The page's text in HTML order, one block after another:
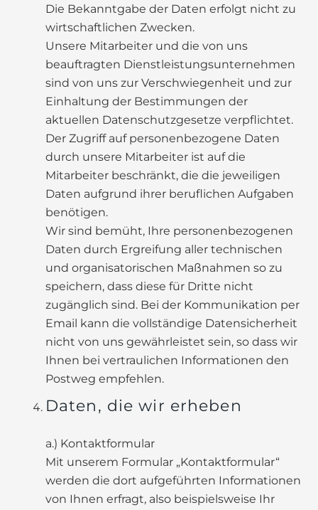
Die Bekanntgabe der Daten erfolgt nicht zu
wirtschaftlichen Zwecken.
Unsere Mitarbeiter und die von uns
beauftragten Dienstleistungsunternehmen
sind von uns zur Verschwiegenheit und zur
Einhaltung der Bestimmungen der
aktuellen Datenschutzgesetze verpflichtet.
Der Zugriff auf personenbezogene Daten
durch unsere Mitarbeiter ist auf die
Mitarbeiter beschränkt, die die jeweiligen
Daten aufgrund ihrer beruflichen Aufgaben
benötigen.
Wir sind bemüht, Ihre personenbezogenen
Daten durch Ergreifung aller technischen
und organisatorischen Maßnahmen so zu
speichern, dass diese für Dritte nicht
zugänglich sind. Bei der Kommunikation per
Email kann die vollständige Datensicherheit
nicht von uns gewährleistet sein, so dass wir
Ihnen bei vertraulichen Informationen den
Postweg empfehlen.
Daten, die wir erheben
a.) Kontaktformular
Mit unserem Formular „Kontaktformular“
werden die dort aufgeführten Informationen
von Ihnen erfragt, also beispielsweise Ihr